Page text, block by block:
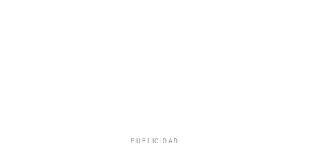
PUBLICIDAD